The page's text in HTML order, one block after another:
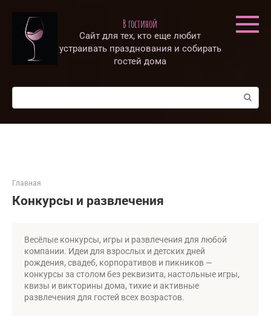
контенту
В гостиной
Сайт для тех, кто еще любит
устраивать празднования и собирать
гостей дома
Поиск:
Главная
Конкурсы и развлечения
Весёлые конкурсы, игры и развлечения для любой
компании. Идеи для взрослых и детских дней
рождения, свадеб, корпоративов и пикников —
конкурсы за столом без реквизита, настольные игры,
квизы и викторины дома, тихие и активные
развлечения для гостей всех возрастов.